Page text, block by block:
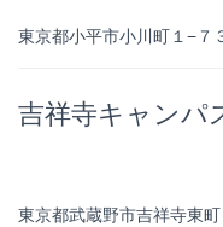
東京都小平市小川町１−７
吉祥寺キャンパ
東京都武蔵野市吉祥寺東町